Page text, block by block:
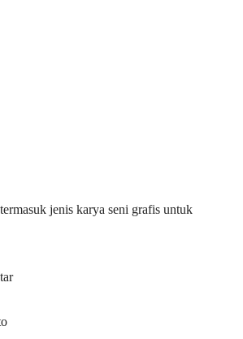
jenis karya seni grafis untuk